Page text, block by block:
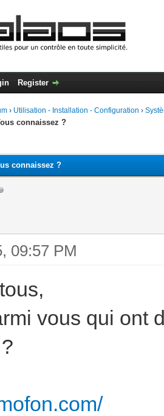
Register
› Utilisation - Installation - Configuration ›
connaissez ?
connaissez ?
09:57 PM
vous qui ont